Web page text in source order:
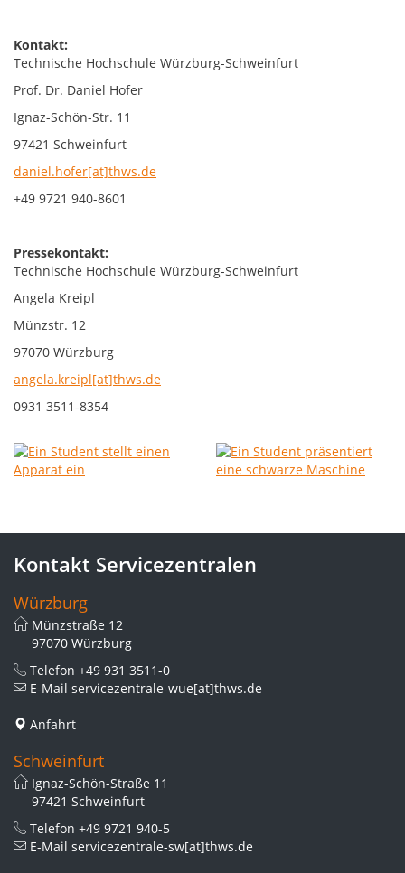
Kontakt:
Technische Hochschule Würzburg-Schweinfurt
Prof. Dr. Daniel Hofer
Ignaz-Schön-Str. 11
97421 Schweinfurt
daniel.hofer[at]thws.de
+49 9721 940-8601
Pressekontakt:
Technische Hochschule Würzburg-Schweinfurt
Angela Kreipl
Münzstr. 12
97070 Würzburg
angela.kreipl[at]thws.de
0931 3511-8354
Kontakt Servicezentralen
Würzburg
Münzstraße 12
97070 Würzburg
Telefon +49 931 3511-0
E-Mail servicezentrale-wue[at]thws.de
Anfahrt
Schweinfurt
Ignaz-Schön-Straße 11
97421 Schweinfurt
Telefon +49 9721 940-5
E-Mail servicezentrale-sw[at]thws.de